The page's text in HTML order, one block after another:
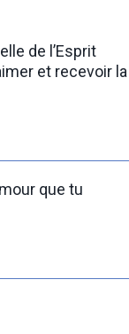
de l’Esprit
et recevoir la
que tu